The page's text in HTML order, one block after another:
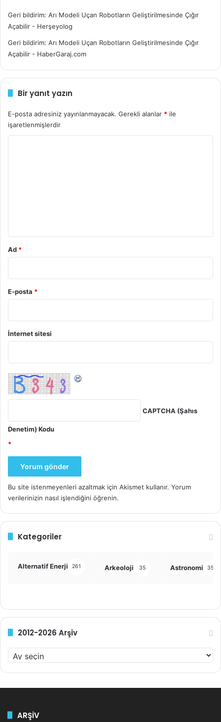
Geri bildirim: Arı Modeli Uçan Robotların Geliştirilmesinde Çığır
Açabilir - Herşeyolog
Geri bildirim: Arı Modeli Uçan Robotların Geliştirilmesinde Çığır
Açabilir - HaberGaraj.com
Bir yanıt yazın
E-posta adresiniz yayınlanmayacak. Gerekli alanlar * ile
işaretlenmişlerdir
Ad *
E-posta *
İnternet sitesi
CAPTCHA (Şahıs
Denetim) Kodu
*
Bu site istenmeyenleri azaltmak için Akismet kullanır. Yorum
verilerinizin nasıl işlendiğini öğrenin.
Kategoriler
Alternatif Enerji 261 Arkeoloji 35 Astronomi 355
2012-2026 Arşiv
0
1
ARŞİV